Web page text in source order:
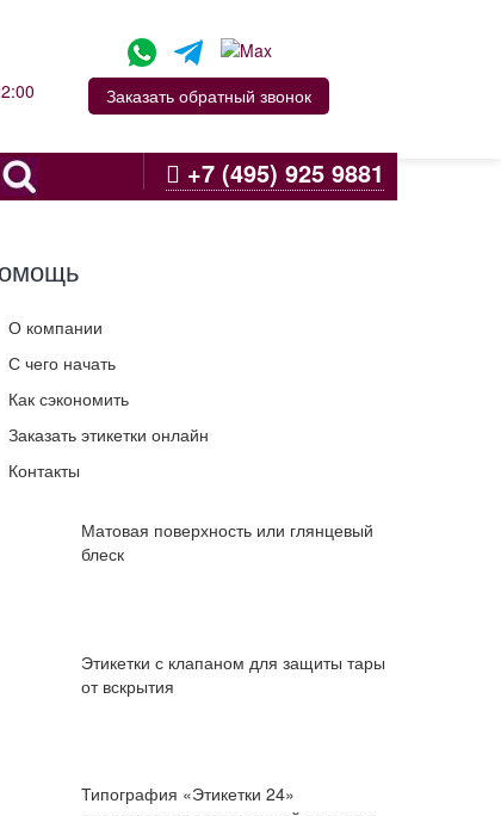
Заказать обратный звонок
+7 (495) 925 9881
О компании
С чего начать
Как сэкономить
Заказать этикетки онлайн
Контакты
Матовая поверхность или глянцевый
блеск
Этикетки с клапаном для защиты тары
от вскрытия
Типография «Этикетки 24»